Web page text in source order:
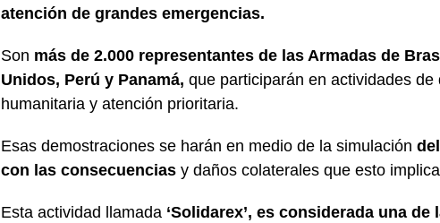
atención de grandes emergencias.
Son más de 2.000 representantes de las Armadas de
Unidos, Perú y Panamá, que participarán en actividades
humanitaria y atención prioritaria.
Esas demostraciones se harán en medio de la simulación
con las consecuencias y daños colaterales que esto
Esta actividad llamada ‘Solidarex’, es considerada una